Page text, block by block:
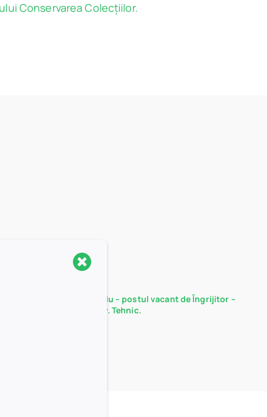
Conservarea Colecțiilor.
Rezultate probă interviu – postul vacant de Îngrijitor –
Serviciul Administrativ. Tehnic.